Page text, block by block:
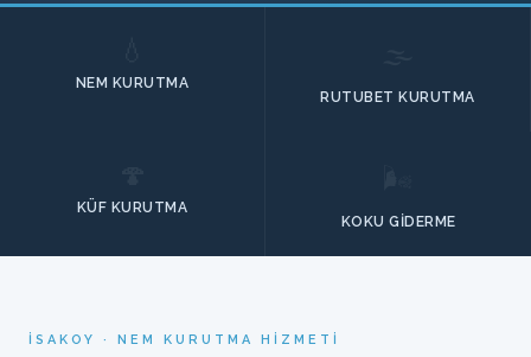
NEM KURUTMA
RUTUBET KURUTMA
KÜF KURUTMA
KOKU GIDERME
İSAKOY · NEM KURUTMA HIZMETI